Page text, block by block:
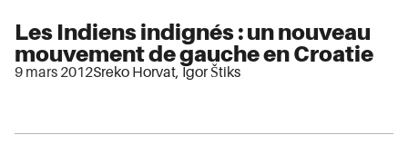
Les Indiens indignés : un nouveau
mouvement de gauche en Croatie
9 mars 2012Sreko Horvat, Igor Štiks